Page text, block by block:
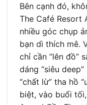
Bên cạnh đó,
The Café Resort
nhiều góc chụp
bạn dì thích mê.
chỉ cần “lên đồ”
dáng “siêu
“chất lừ” tha hồ
biệt, vào buổi